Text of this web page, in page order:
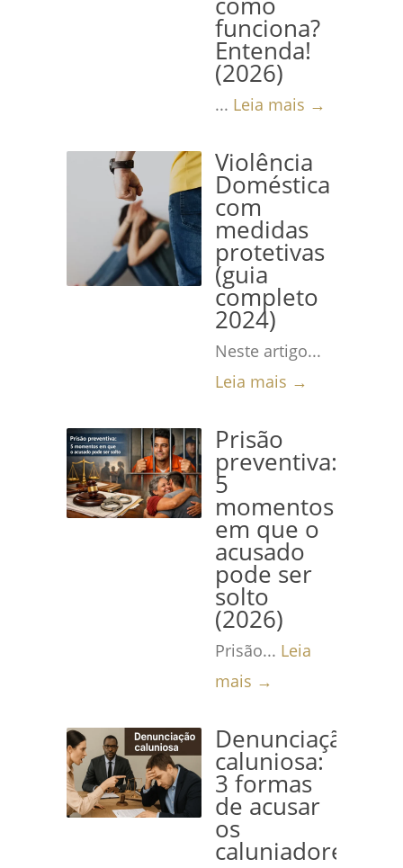
funciona?
Entenda!
(2026)
... Leia mais →
Violência
Doméstica
com
medidas
protetivas
(guia
completo
2024)
Neste artigo...
Leia mais →
Prisão
preventiva:
5
momentos
em que o
acusado
pode ser
solto
(2026)
Prisão... Leia
mais →
Denunciação
caluniosa:
3 formas
de acusar
os
caluniadores